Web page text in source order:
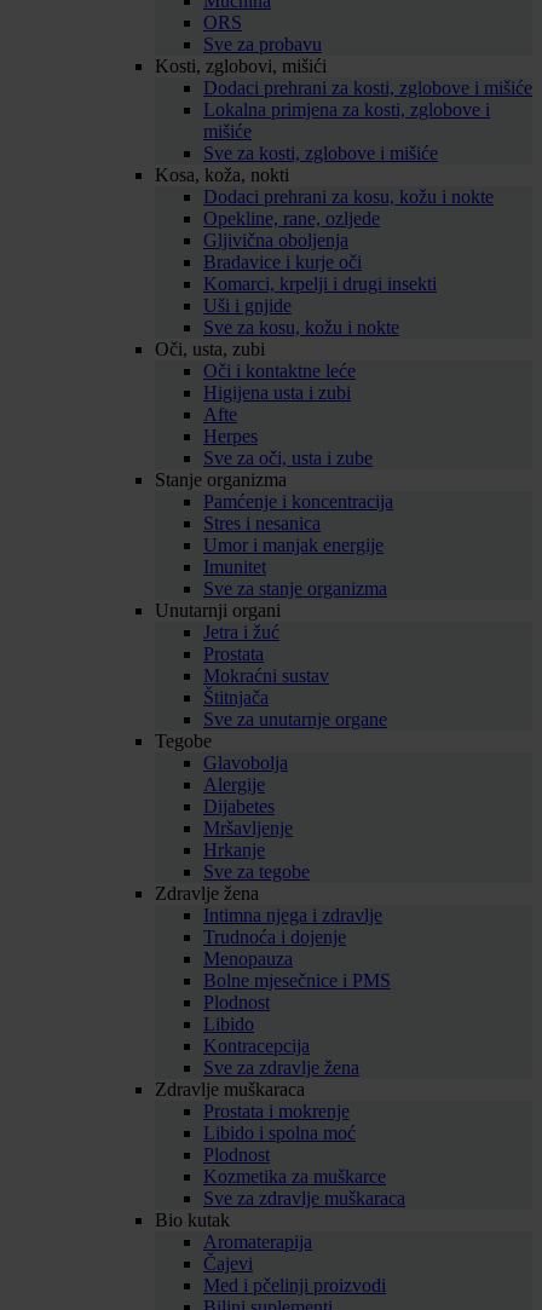
ORS
Sve za probavu
Kosti, zglobovi, mišići
Dodaci prehrani za kosti, zglobove i mišiće
Lokalna primjena za kosti, zglobove i
mišiće
Sve za kosti, zglobove i mišiće
Kosa, koža, nokti
Dodaci prehrani za kosu, kožu i nokte
Opekline, rane, ozljede
Gljivična oboljenja
Bradavice i kurje oči
Komarci, krpelji i drugi insekti
Uši i gnjide
Sve za kosu, kožu i nokte
Oči, usta, zubi
Oči i kontaktne leće
Higijena usta i zubi
Afte
Herpes
Sve za oči, usta i zube
Stanje organizma
Pamćenje i koncentracija
Stres i nesanica
Umor i manjak energije
Imunitet
Sve za stanje organizma
Unutarnji organi
Jetra i žuć
Prostata
Mokraćni sustav
Štitnjača
Sve za unutarnje organe
Tegobe
Glavobolja
Alergije
Dijabetes
Mršavljenje
Hrkanje
Sve za tegobe
Zdravlje žena
Intimna njega i zdravlje
Trudnoća i dojenje
Menopauza
Bolne mjesečnice i PMS
Plodnost
Libido
Kontracepcija
Sve za zdravlje žena
Zdravlje muškaraca
Prostata i mokrenje
Libido i spolna moć
Plodnost
Kozmetika za muškarce
Sve za zdravlje muškaraca
Bio kutak
Aromaterapija
Čajevi
Med i pčelinji proizvodi